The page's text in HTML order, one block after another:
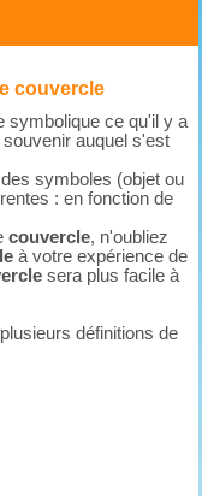
couvercle
symbolique ce qu'il y a
auquel s'est
symboles (objet ou
: en fonction de
couvercle, n'oubliez
à votre expérience de
sera plus facile à
définitions de